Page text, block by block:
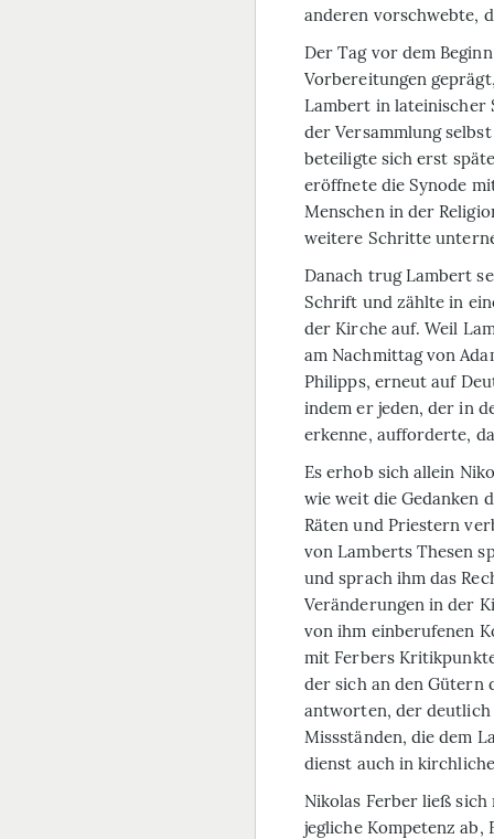
anderen vorschwebte,
Der Tag vor dem
Vorbereitungen
Lambert in lateinischer
der Versammlung
beteiligte sich erst
eröffnete die Synode
Menschen in der
weitere Schritte
Danach trug Lambert
Schrift und zählte in
der Kirche auf. Weil
am Nachmittag von
Philipps, erneut auf
indem er jeden, der in
erkenne, aufforderte,
Es erhob sich allein
wie weit die Gedanken
Räten und Priestern
von Lamberts Thesen
und sprach ihm das
Veränderungen in der
von ihm einberufenen
mit Ferbers
der sich an den Gütern
antworten, der deutlich
Missständen, die dem
dienst auch in
Nikolas Ferber ließ
jegliche Kompetenz ab,